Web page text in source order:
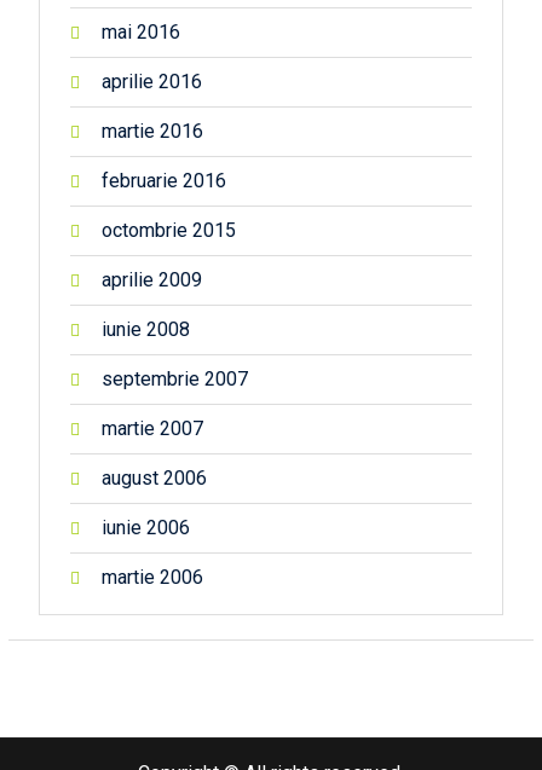
mai 2016
aprilie 2016
martie 2016
februarie 2016
octombrie 2015
aprilie 2009
iunie 2008
septembrie 2007
martie 2007
august 2006
iunie 2006
martie 2006